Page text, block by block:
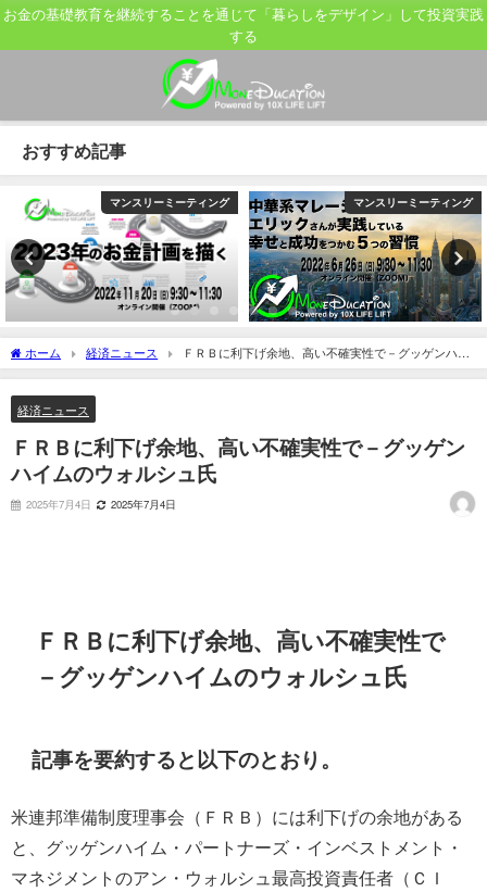
お金の基礎教育を継続することを通じて「暮らしをデザイン」して投資実践
する
おすすめ記事
マンスリーミーティング マンスリーミーティング
ホーム 経済ニュース
ＦＲＢに利下げ余地、高い不確実性で－グッゲンハイ
ムのウォルシュ氏
経済ニュース
ＦＲＢに利下げ余地、高い不確実性で－グッゲン
ハイムのウォルシュ氏
2025年7月4日 2025年7月4日
ＦＲＢに利下げ余地、高い不確実性で
－グッゲンハイムのウォルシュ氏
記事を要約すると以下のとおり。
米連邦準備制度理事会（ＦＲＢ）には利下げの余地がある
と、グッゲンハイム・パートナーズ・インベストメント・
マネジメントのアン・ウォルシュ最高投資責任者（ＣＩ